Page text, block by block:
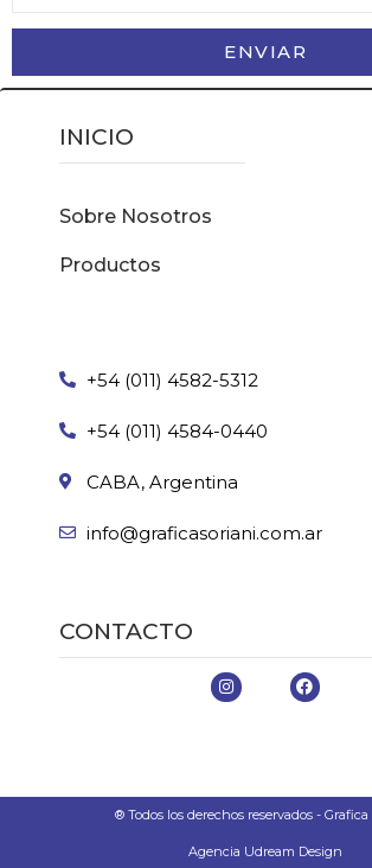
ENVIAR
INICIO
Sobre Nosotros
Productos
+54 (011) 4582-5312
+54 (011) 4584-0440
CABA, Argentina
info@graficasoriani.com.ar
CONTACTO
® Todos los derechos reservados -
Agencia Udream Design